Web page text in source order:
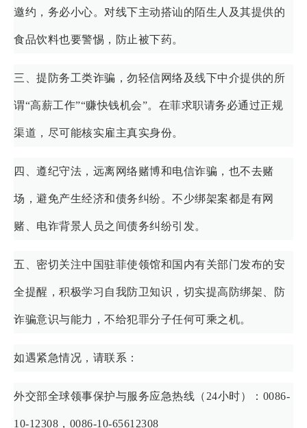
邀约，务必小心。对线下主动搭讪的陌生人及其提供的
食品饮料也要警惕，防止被下药。
三、提防务工类诈骗，勿轻信网络及线下中介提供的所
谓“高薪工作”“赚快钱机会”。在菲求职请务必通过正规
渠道，尽可能核实雇主真实身份。
四、遵纪守法，远离网络赌博和电信诈骗，也不去赌
场，避免产生经济和债务纠纷。不少绑架案都是有网
赌、电诈背景人员之间债务纠纷引发。
五、密切关注中国驻菲使领馆和国内有关部门发布的安
全提醒，积极学习自我防卫知识，切实提高防绑架、防
诈骗意识与能力，不给犯罪分子任何可乘之机。
如遇紧急情况，请联系：
外交部全球领事保护与服务应急热线（24小时）：0086-
10-12308，0086-10-65612308